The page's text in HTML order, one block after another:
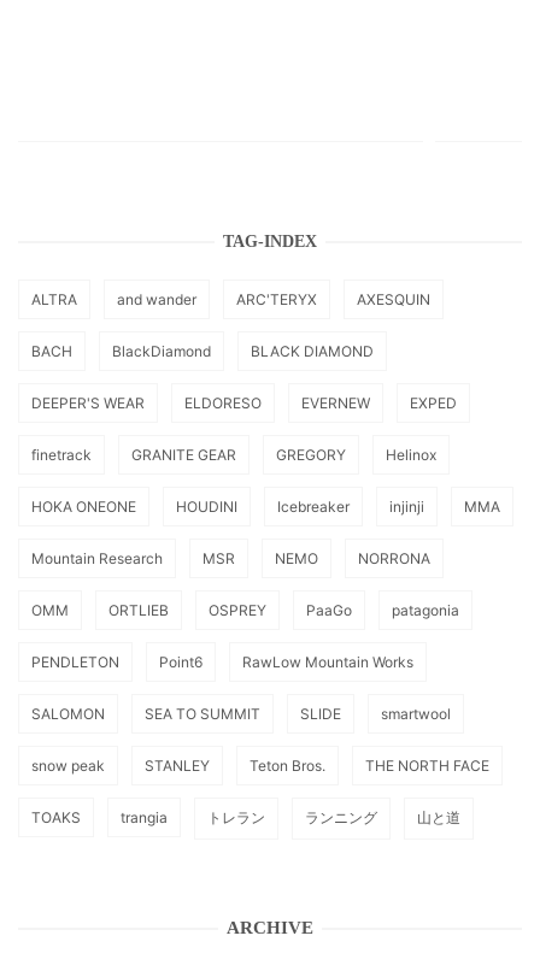
TAG-INDEX
ALTRA and wander ARC'TERYX AXESQUIN
BACH BlackDiamond BLACK DIAMOND
DEEPER'S WEAR ELDORESO EVERNEW EXPED
finetrack GRANITE GEAR GREGORY Helinox
HOKA ONEONE HOUDINI Icebreaker injinji MMA
Mountain Research MSR NEMO NORRONA
OMM ORTLIEB OSPREY PaaGo patagonia
PENDLETON Point6 RawLow Mountain Works
SALOMON SEA TO SUMMIT SLIDE smartwool
snow peak STANLEY Teton Bros. THE NORTH FACE
TOAKS trangia トレラン ランニング 山と道
ARCHIVE